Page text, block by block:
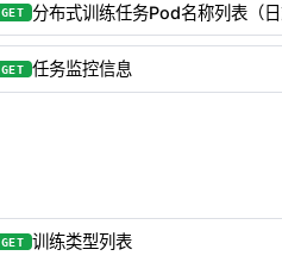
GET 分布式训练任务Pod名称列表（日
GET 任务监控信息
GET 训练类型列表